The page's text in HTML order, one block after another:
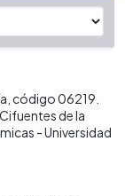
código 06219.
de la
- Universidad